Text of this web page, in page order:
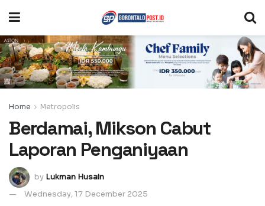
Home Metropolis
Berdamai, Mikson Cabut
Laporan Penganiyaan
by Lukman Husain
Wednesday, 17 December 2025